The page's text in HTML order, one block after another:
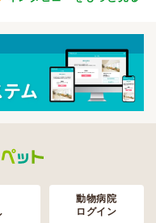
動物病院
ログイン